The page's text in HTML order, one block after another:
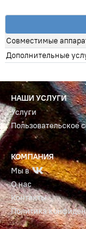
Совместимые
Дополнительные
НАШИ УСЛУГИ
Услуги
Пользовательское
КОМПАНИЯ
Мы в
О нас
Контакты
Политика